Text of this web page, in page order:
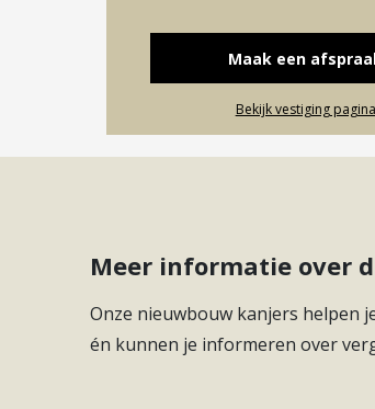
Maak een
Bekijk vestiging pagina
Meer informatie over
Onze nieuwbouw kanjers helpen
én kunnen je informeren over